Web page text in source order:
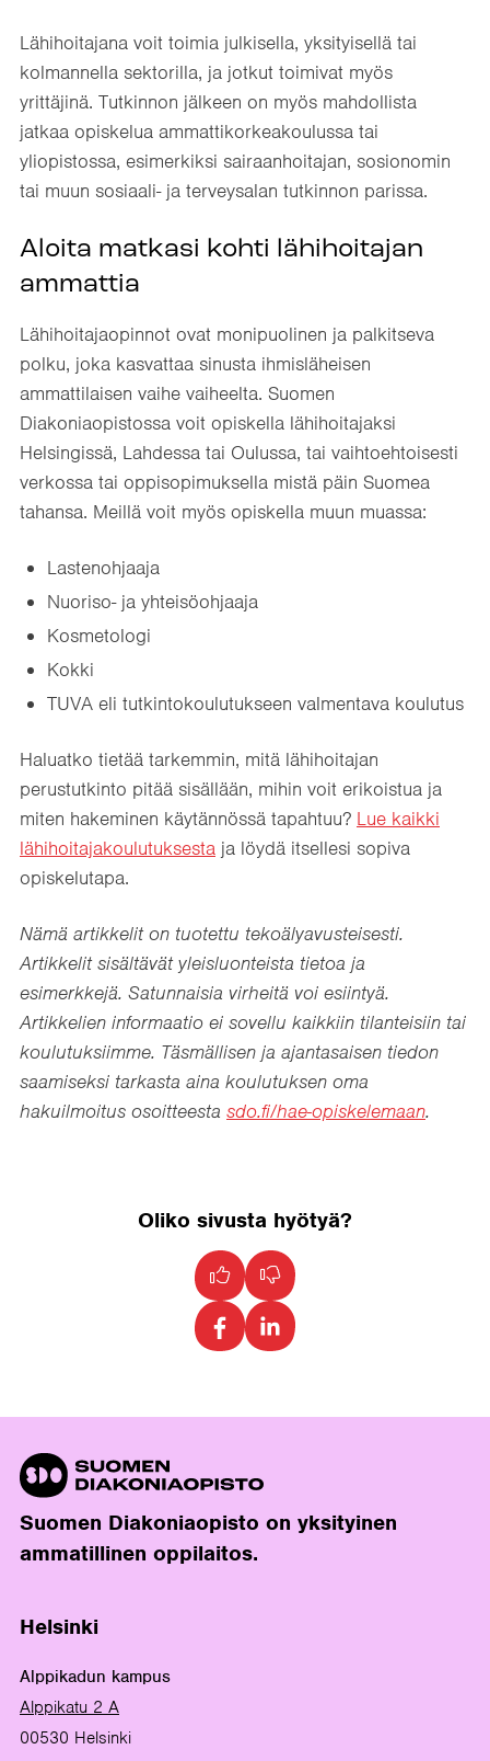
Lähihoitajana voit toimia julkisella, yksityisellä tai
kolmannella sektorilla, ja jotkut toimivat myös
yrittäjinä. Tutkinnon jälkeen on myös mahdollista
jatkaa opiskelua ammattikorkeakoulussa tai
yliopistossa, esimerkiksi sairaanhoitajan, sosionomin
tai muun sosiaali- ja terveysalan tutkinnon parissa.
Aloita matkasi kohti lähihoitajan
ammattia
Lähihoitajaopinnot ovat monipuolinen ja palkitseva
polku, joka kasvattaa sinusta ihmisläheisen
ammattilaisen vaihe vaiheelta. Suomen
Diakoniaopistossa voit opiskella lähihoitajaksi
Helsingissä, Lahdessa tai Oulussa, tai vaihtoehtoisesti
verkossa tai oppisopimuksella mistä päin Suomea
tahansa. Meillä voit myös opiskella muun muassa:
Lastenohjaaja
Nuoriso- ja yhteisöohjaaja
Kosmetologi
Kokki
TUVA eli tutkintokoulutukseen valmentava koulutus
Haluatko tietää tarkemmin, mitä lähihoitajan
perustutkinto pitää sisällään, mihin voit erikoistua ja
miten hakeminen käytännössä tapahtuu? Lue kaikki
lähihoitajakoulutuksesta ja löydä itsellesi sopiva
opiskelutapa.
Nämä artikkelit on tuotettu tekoälyavusteisesti.
Artikkelit sisältävät yleisluonteista tietoa ja
esimerkkejä. Satunnaisia virheitä voi esiintyä.
Artikkelien informaatio ei sovellu kaikkiin tilanteisiin tai
koulutuksiimme. Täsmällisen ja ajantasaisen tiedon
saamiseksi tarkasta aina koulutuksen oma
hakuilmoitus osoitteesta sdo.fi/hae-opiskelemaan.
Oliko sivusta hyötyä?
Suomen Diakoniaopisto on yksityinen
ammatillinen oppilaitos.
Helsinki
Alppikadun kampus
Alppikatu 2 A
00530 Helsinki